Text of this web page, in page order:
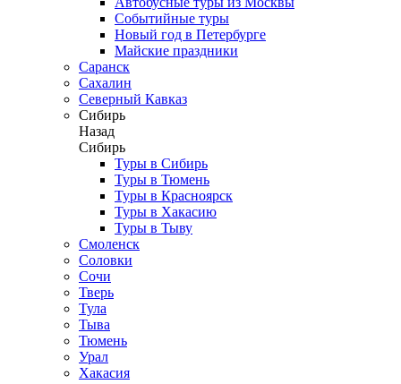
Событийные туры
Новый год в Петербурге
Майские праздники
Саранск
Сахалин
Северный Кавказ
Сибирь
Назад
Сибирь
Туры в Сибирь
Туры в Тюмень
Туры в Красноярск
Туры в Хакасию
Туры в Тыву
Смоленск
Соловки
Сочи
Тверь
Тула
Тыва
Тюмень
Урал
Хакасия